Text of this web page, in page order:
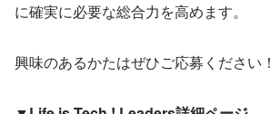
に確実に必要な総合力を高めます。
興味のあるかたはぜひご応募ください！